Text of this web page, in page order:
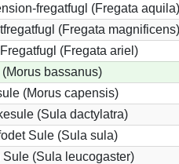
fregatfugl (Fregata aquila)
(Fregata magnificens)
(Fregata ariel)
bassanus)
(Morus capensis)
(Sula dactylatra)
Sule (Sula sula)
Sule (Sula leucogaster)